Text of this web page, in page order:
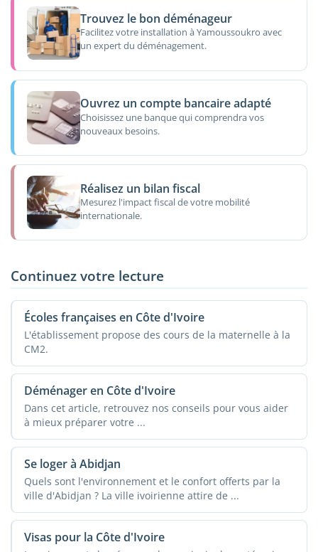
Trouvez le bon déménageur
Facilitez votre installation à Yamoussoukro avec
un expert du déménagement.
Ouvrez un compte bancaire adapté
Choisissez une banque qui comprendra vos
nouveaux besoins.
Réalisez un bilan fiscal
Mesurez l'impact fiscal de votre mobilité
internationale.
Continuez votre lecture
Écoles françaises en Côte d'Ivoire
L'établissement propose des cours de la maternelle à la
CM2.
Déménager en Côte d'Ivoire
Dans cet article, retrouvez nos conseils pour vous aider
à mieux préparer votre ...
Se loger à Abidjan
Quels sont l'environnement et le confort offerts par la
ville d'Abidjan ? La ville ivoirienne attire de ...
Visas pour la Côte d'Ivoire